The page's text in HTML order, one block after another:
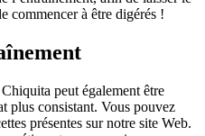
commencer à être digérés !
peut également être
plus consistant. Vous pouvez
présentes sur notre site Web.